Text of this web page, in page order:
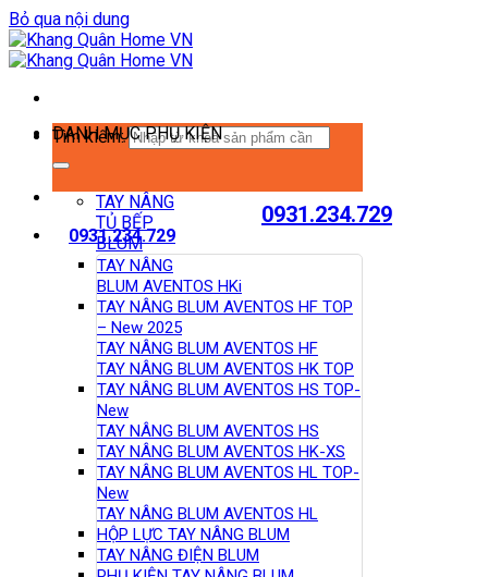
Bỏ qua nội dung
Tìm kiếm:
0931.234.729
0931.234.729
DANH MỤC PHỤ KIỆN
TAY NÂNG
TỦ BẾP
BLUM
TAY NÂNG
BLUM AVENTOS HKi
TAY NÂNG BLUM AVENTOS HF TOP
– New 2025
TAY NÂNG BLUM AVENTOS HF
TAY NÂNG BLUM AVENTOS HK TOP
TAY NÂNG BLUM AVENTOS HS TOP-
New
TAY NÂNG BLUM AVENTOS HS
TAY NÂNG BLUM AVENTOS HK-XS
TAY NÂNG BLUM AVENTOS HL TOP-
New
TAY NÂNG BLUM AVENTOS HL
HỘP LỰC TAY NÂNG BLUM
TAY NÂNG ĐIỆN BLUM